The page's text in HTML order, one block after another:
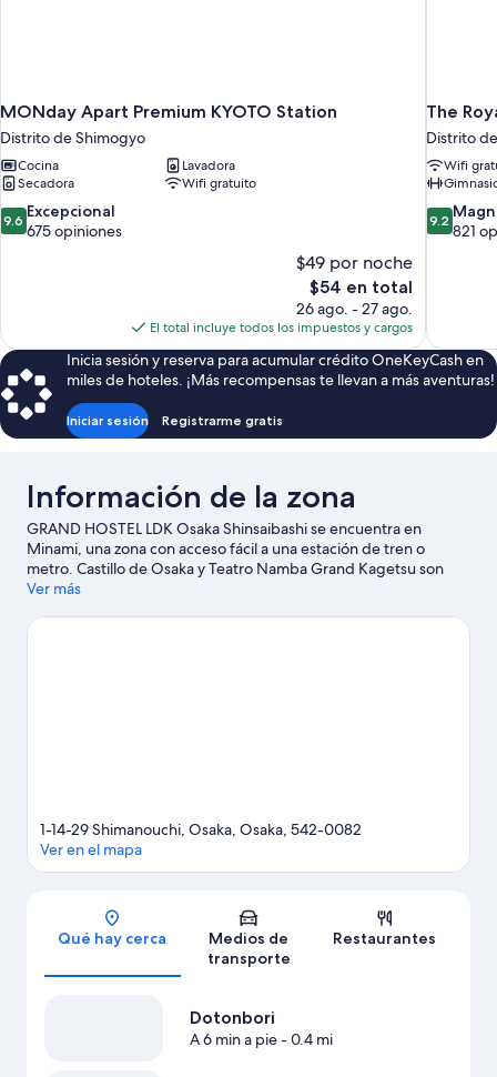
MONday Apart Premium KYOTO Station
Distrito de Shimogyo
Cocina
Lavadora
Secadora
Wifi gratuito
9.6
de
9.6 Excepcional
675 opiniones
$49 por noche
El
precio
actual
es
de
$54
$54 en total
26 ago. - 27 ago.
El total incluye todos los impuestos y cargos
The
Distrito
Wifi
9.2
de
9.2
821
Inicia sesión y reserva para acumular crédito OneKeyCash en
miles de hoteles. ¡Más recompensas te llevan a más aventuras!
Iniciar sesión Registrarme gratis
Información de la zona
GRAND HOSTEL LDK Osaka Shinsaibashi se encuentra en
Minami, una zona con acceso fácil a una estación de tren o
metro. Castillo de Osaka y Teatro Namba Grand Kagetsu son
lugares culturales emblemáticos, y algunos de los puntos de
Kaiyukan y Centro de descubrimiento Legoland. ¿Quieres asistir
Ver más
Sección del mapa
1-14-29 Shimanouchi, Osaka, Osaka, 542-0082
Ver en el mapa
Qué hay cerca
Medios de
transporte
Restaurantes
Dotonbori
A 6 min a pie- 0.4 mi